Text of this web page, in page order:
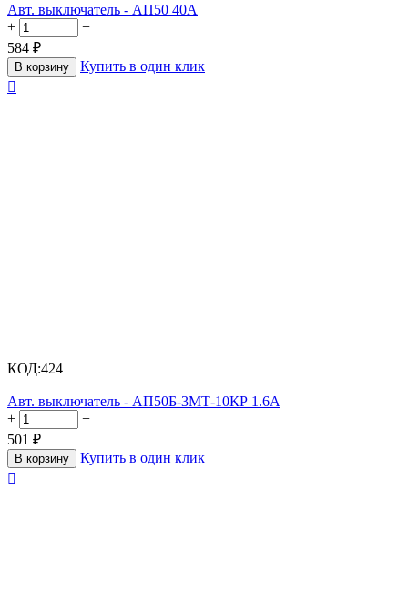
Авт. выключатель - АП50 40А
+
−
584 ₽
В корзину
Купить в один клик

КОД:424
Авт. выключатель - АП50Б-3МТ-10КР 1.6А
+
−
501 ₽
В корзину
Купить в один клик
